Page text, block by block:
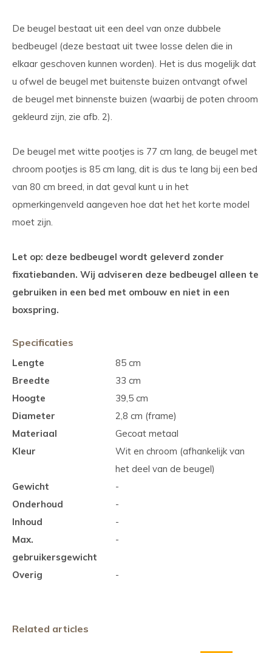
De beugel bestaat uit een deel van onze dubbele
bedbeugel (deze bestaat uit twee losse delen die in
elkaar geschoven kunnen worden). Het is dus mogelijk dat
u ofwel de beugel met buitenste buizen ontvangt ofwel
de beugel met binnenste buizen (waarbij de poten chroom
gekleurd zijn, zie afb. 2).
De beugel met witte pootjes is 77 cm lang, de beugel met
chroom pootjes is 85 cm lang, dit is dus te lang bij een bed
van 80 cm breed, in dat geval kunt u in het
opmerkingenveld aangeven hoe dat het het korte model
moet zijn.
Let op: deze bedbeugel wordt geleverd zonder
fixatiebanden. Wij adviseren deze bedbeugel alleen te
gebruiken in een bed met ombouw en niet in een
boxspring.
Specificaties
Lengte
85 cm
Breedte
33 cm
Hoogte
39,5 cm
Diameter
2,8 cm (frame)
Materiaal
Gecoat metaal
Kleur
Wit en chroom (afhankelijk van
het deel van de beugel)
Gewicht
-
Onderhoud
-
Inhoud
-
Max.
gebruikersgewicht
-
Overig -
Related articles